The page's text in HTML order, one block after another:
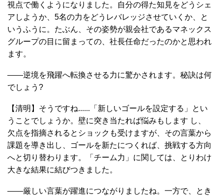
視点で働くようになりました。自分の得た知見をどうシェ
アしようか、5名の力をどうレバレッジさせていくか、と
いうふうに。たぶん、その姿勢が親会社であるマネックス
グループの目に留まっての、社長任命だったのかと思われ
ます。
――逆境を飛躍へ転換させる力に驚かされます。秘訣は何
でしょう?
【清明】そうですね......「新しいゴールを設定する」とい
うことでしょうか。壁に突き当たれば悩みもします し、
欠点を指摘されるとショックも受けますが、その言葉から
課題を導き出し、ゴールを新たにつくれば、挑戦する方向
へと切り替わります。「チーム力」に関しては、とりわけ
大きな結果に結びつきました。
――厳しい言葉が躍進につながりましたね。一方で、とき